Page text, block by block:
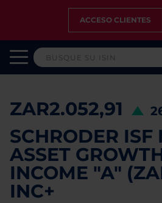
ACCESO CLIENTES
ZAR2.052,91
SCHRODER ISF
ASSET
INCOME "A"
INC+